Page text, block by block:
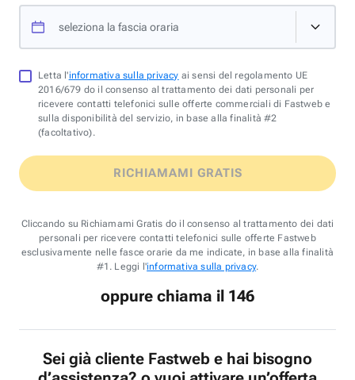
seleziona la fascia oraria
Letta l'informativa sulla privacy ai sensi del regolamento UE
2016/679 do il consenso al trattamento dei dati personali per
ricevere contatti telefonici sulle offerte commerciali di Fastweb e
sulla disponibilità del servizio, in base alla finalità #2
(facoltativo).
RICHIAMAMI GRATIS
Cliccando su Richiamami Gratis do il consenso al trattamento dei dati
personali per ricevere contatti telefonici sulle offerte Fastweb
esclusivamente nelle fasce orarie da me indicate, in base alla finalità
#1. Leggi l'informativa sulla privacy.
oppure chiama il 146
Sei già cliente Fastweb e hai bisogno